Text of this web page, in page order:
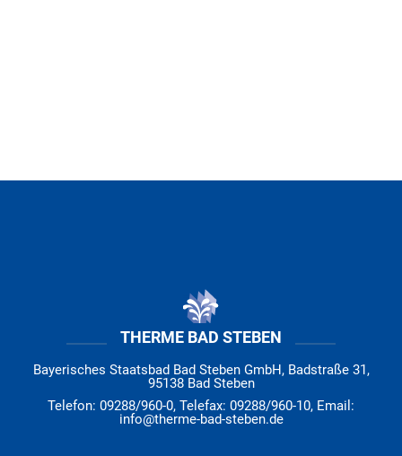
THERME BAD STEBEN
Bayerisches Staatsbad Bad Steben GmbH, Badstraße 31,
95138 Bad Steben
Telefon: 09288/960-0, Telefax: 09288/960-10, Email:
info@therme-bad-steben.de